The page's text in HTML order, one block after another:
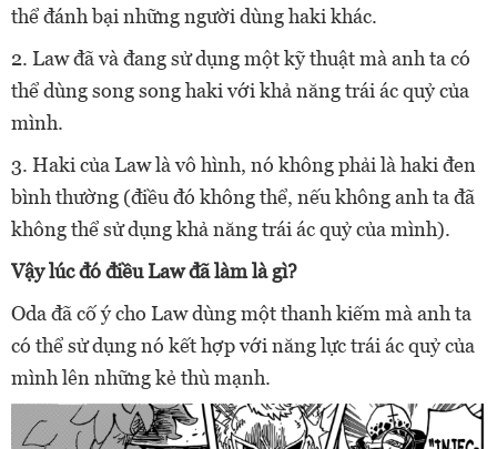
thể đánh bại những người dùng haki khác.
2. Law đã và đang sử dụng một kỹ thuật mà anh ta có
thể dùng song song haki với khả năng trái ác quỷ của
mình.
3. Haki của Law là vô hình, nó không phải là haki đen
bình thường (điều đó không thể, nếu không anh ta đã
không thể sử dụng khả năng trái ác quỷ của mình).
Vậy lúc đó điều Law đã làm là gì?
Oda đã cố ý cho Law dùng một thanh kiếm mà anh ta
có thể sử dụng nó kết hợp với năng lực trái ác quỷ của
mình lên những kẻ thù mạnh.